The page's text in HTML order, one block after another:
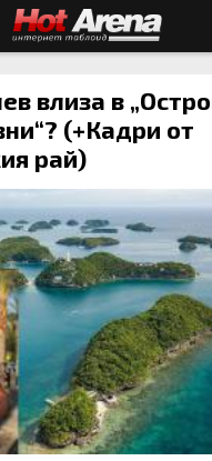
влиза в
(+Кадри от
рай)